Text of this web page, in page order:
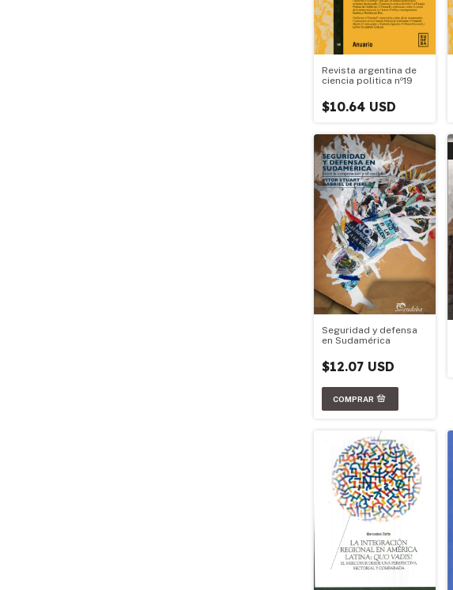
Revista argentina de
ciencia politica nº19
$10.64 USD
Seguridad y defensa
en Sudamérica
$12.07 USD